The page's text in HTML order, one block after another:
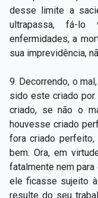
desse limite a
ultrapassa, fá-lo
enfermidades, a
sua imprevidência,
9. Decorrendo, o
sido este criado por
criado, se não o
houvesse criado
fora criado perfeito,
bem. Ora, em
fatalmente nem para
ele ficasse sujeito
resulte do seu